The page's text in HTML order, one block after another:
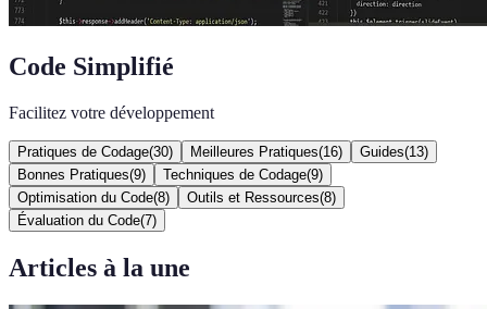
Code Simplifié
Facilitez votre développement
Pratiques de Codage(30) Meilleures Pratiques(16) Guides(13)
Bonnes Pratiques(9) Techniques de Codage(9)
Optimisation du Code(8) Outils et Ressources(8)
Évaluation du Code(7)
Articles à la une